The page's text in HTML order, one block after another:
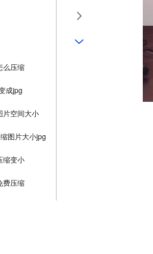
么压缩
成jpg
片空间大小
图片大小jpg
缩变小
费压缩